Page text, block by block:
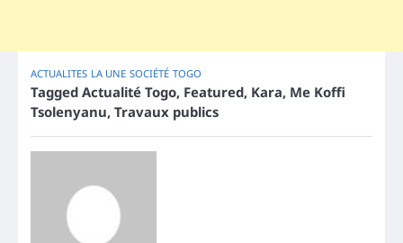
ACTUALITES LA UNE SOCIÉTÉ TOGO
Tagged Actualité Togo, Featured, Kara, Me Koffi
Tsolenyanu, Travaux publics